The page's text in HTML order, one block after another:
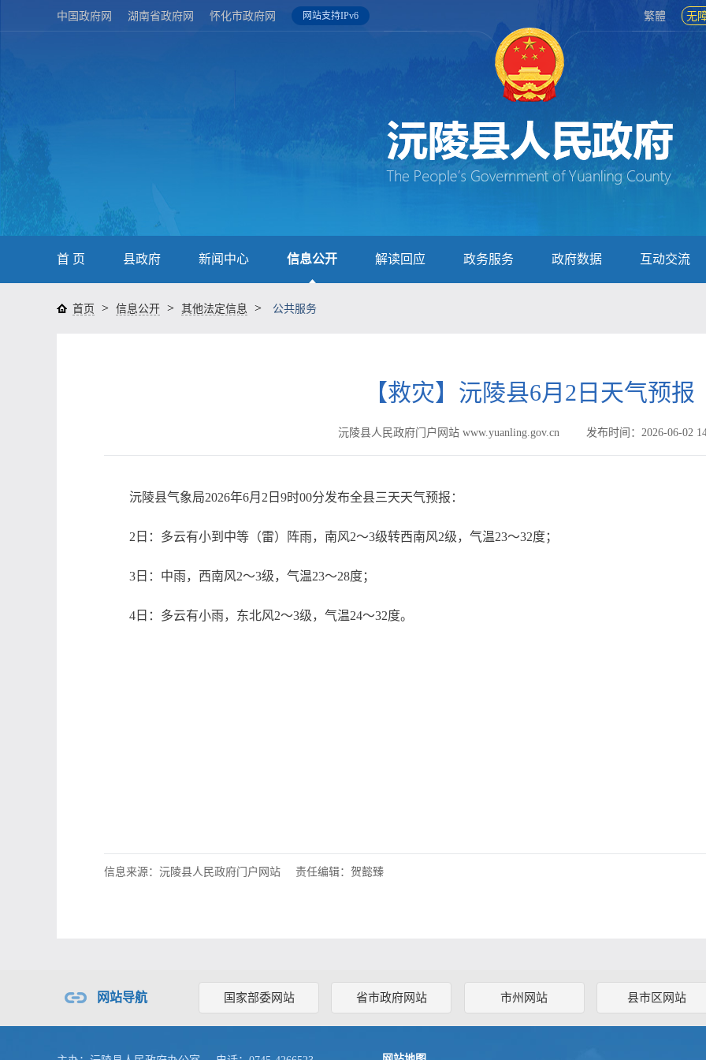
中国政府网 湖南省政府网 怀化市政府网 网站支持IPv6 繁體 无
首 页 县政府 新闻中心 信息公开 解读回应 政务服务 政府数据 互动交流
首页 > 信息公开 > 其他法定信息 > 公共服务
【救灾】沅陵县6月2日天气预报
沅陵县人民政府门户网站 www.yuanling.gov.cn 发布时间：2026-06-02
沅陵县气象局2026年6月2日9时00分发布全县三天天气预报：
2日：多云有小到中等（雷）阵雨，南风2～3级转西南风2级，气温23～32度；
3日：中雨，西南风2～3级，气温23～28度；
4日：多云有小雨，东北风2～3级，气温24～32度。
信息来源：沅陵县人民政府门户网站 责任编辑：贺懿臻
网站导航 国家部委网站 省市政府网站 市州网站 县市区网站